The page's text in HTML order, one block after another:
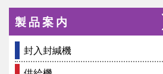
製品案内
封入封緘機